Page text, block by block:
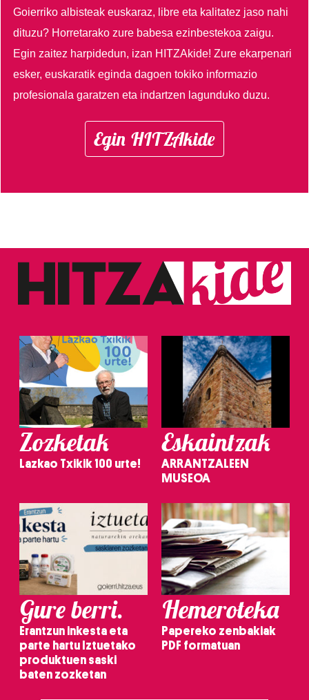
Goierriko albisteak euskaraz, libre eta kalitatez jaso nahi
dituzu? Horretarako zure babesa ezinbestekoa zaigu.
Egin zaitez harpidedun, izan HITZAkide!Zure ekarpenari
esker, euskaratik eginda dagoen tokiko informazio
profesionala garatzen eta indartzen lagunduko duzu.
Egin HITZAkide
Zozketak
Lazkao Txikik 100 urte!
Eskaintzak
ARRANTZALEEN
MUSEOA
Gure berri.
Erantzun inkesta eta
parte hartu Iztuetako
produktuen saski
baten zozketan
Hemeroteka
Papereko zenbakiak
PDF formatuan